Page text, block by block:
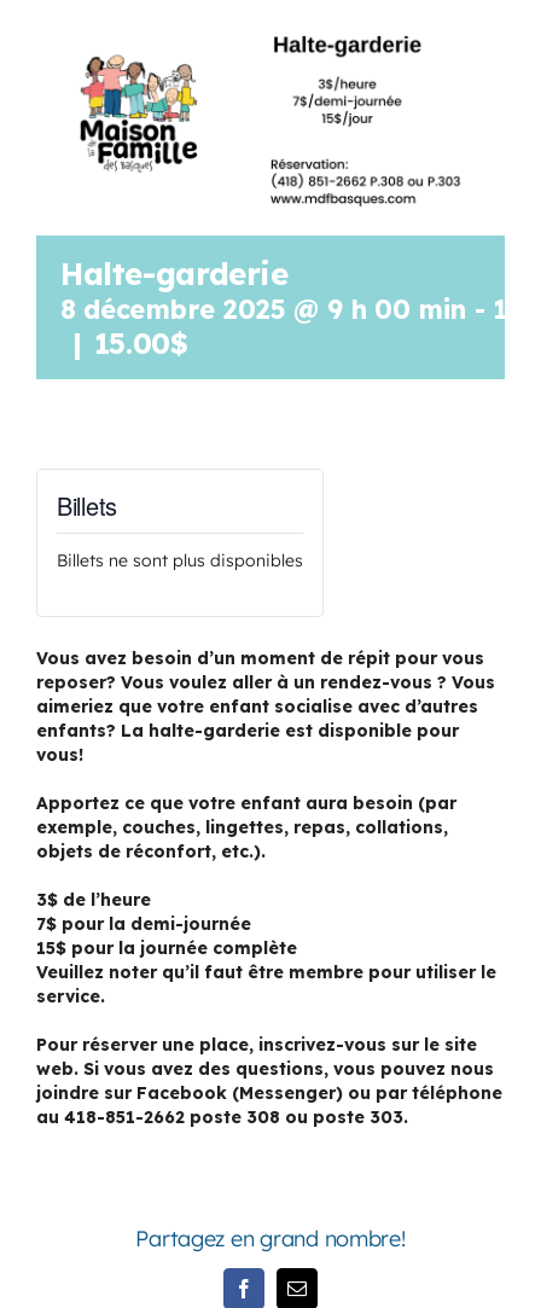
Mon Compte
OFFRES D’EMPLOI
Halte-garderie
8 décembre 2025 @ 9 h 00 min - 15
| 15.00$
Billets
Billets ne sont plus disponibles
Vous avez besoin d’un moment de répit pour vous
reposer? Vous voulez aller à un rendez-vous ? Vous
aimeriez que votre enfant socialise avec d’autres
enfants? La halte-garderie est disponible pour
vous!
Apportez ce que votre enfant aura besoin (par
exemple, couches, lingettes, repas, collations,
objets de réconfort, etc.).
3$ de l’heure
7$ pour la demi-journée
15$ pour la journée complète
Veuillez noter qu’il faut être membre pour utiliser le
service.
Pour réserver une place, inscrivez-vous sur le site
web. Si vous avez des questions, vous pouvez nous
joindre sur Facebook (Messenger) ou par téléphone
au 418-851-2662 poste 308 ou poste 303.
Partagez en grand nombre!
FacebookEmail